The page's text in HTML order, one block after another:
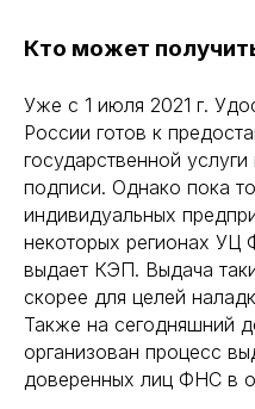
Кто может
Уже с 1 июля 2021 г.
России готов к
государственной
подписи. Однако пока
индивидуальных
некоторых регионах
выдает КЭП. Выдача
скорее для целей
Также на сегодняшний
организован процесс
доверенных лиц ФНС в